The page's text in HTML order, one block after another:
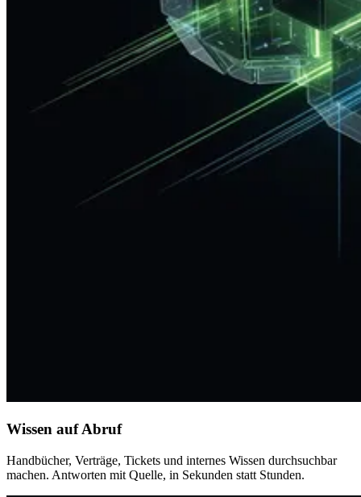
Wissen auf Abruf
Handbücher, Verträge, Tickets und internes Wissen durchsuchbar
machen. Antworten mit Quelle, in Sekunden statt Stunden.